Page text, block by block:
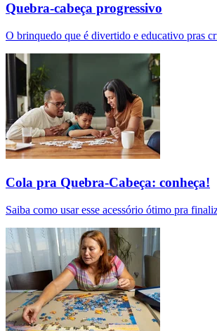
Quebra-cabeça progressivo
O brinquedo que é divertido e educativo pras
Cola pra Quebra-Cabeça: conheça!
Saiba como usar esse acessório ótimo pra